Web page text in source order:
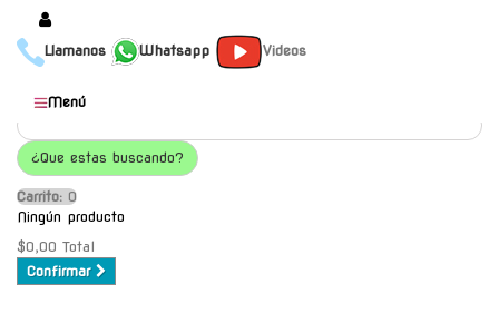
Llamanos Whatsapp Videos
Productos
Populares
Categorías
Marcas
Mayoristas
Contacto
Menú
¿Que estas buscando?
Carrito: O
Ningún producto
$0,00 Total
Confirmar